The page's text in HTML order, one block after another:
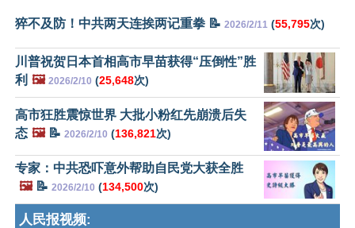
猝不及防！中共两天连挨两记重拳 📝 2026/2/11 (55,795次)
川普祝贺日本首相高市早苗获得“压倒性”胜
利 🖼️ 2026/2/10 (25,648次)
高市狂胜震惊世界 大批小粉红先崩溃后失
态 🖼️📝 2026/2/10 (136,821次)
专家：中共恐吓意外帮助自民党大获全胜
🖼️📝 2026/2/10 (134,500次)
人民报视频: